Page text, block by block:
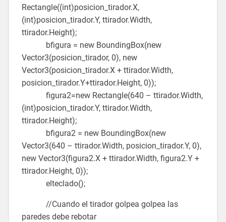
Rectangle((int)posicion_tirador.X,
(int)posicion_tirador.Y, ttirador.Width,
ttirador.Height);
bfigura = new BoundingBox(new
Vector3(posicion_tirador, 0), new
Vector3(posicion_tirador.X + ttirador.Width,
posicion_tirador.Y+ttirador.Height, 0));
figura2=new Rectangle(640 – ttirador.Width,
(int)posicion_tirador.Y, ttirador.Width,
ttirador.Height);
bfigura2 = new BoundingBox(new
Vector3(640 – ttirador.Width, posicion_tirador.Y, 0),
new Vector3(figura2.X + ttirador.Width, figura2.Y +
ttirador.Height, 0));
elteclado();
//Cuando el tirador golpea golpea las
paredes debe rebotar